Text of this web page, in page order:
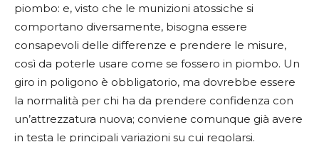
piombo: e, visto che le munizioni atossiche si
comportano diversamente, bisogna essere
consapevoli delle differenze e prendere le misure,
così da poterle usare come se fossero in piombo. Un
giro in poligono è obbligatorio, ma dovrebbe essere
la normalità per chi ha da prendere confidenza con
un’attrezzatura nuova; conviene comunque già avere
in testa le principali variazioni su cui regolarsi.